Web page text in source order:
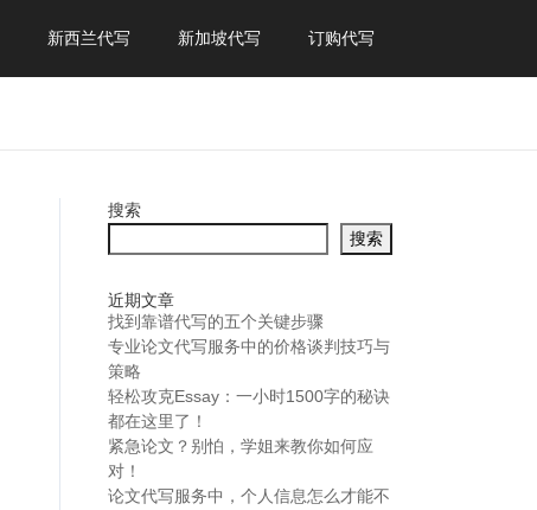
新西兰代写 新加坡代写 订购代写
搜索
搜索
近期文章
找到靠谱代写的五个关键步骤
专业论文代写服务中的价格谈判技巧与
策略
轻松攻克Essay：一小时1500字的秘诀
都在这里了！
紧急论文？别怕，学姐来教你如何应
对！
论文代写服务中，个人信息怎么才能不